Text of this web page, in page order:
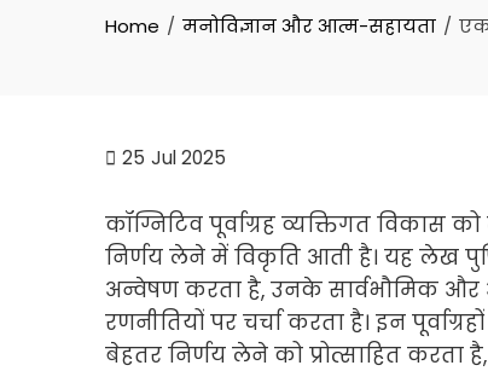
Home मनोविज्ञान और आत्म-सहायता एक
25 Jul 2025
कॉग्निटिव पूर्वाग्रह व्यक्तिगत
निर्णय लेने में विकृति आती है। यह लेख
अन्वेषण करता है, उनके सार्वभौमिक और
रणनीतियों पर चर्चा करता है। इन
बेहतर निर्णय लेने को प्रोत्साहित करता